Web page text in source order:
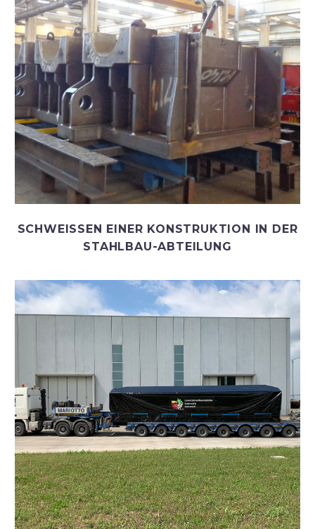
SCHWEISSEN EINER KONSTRUKTION IN DER
STAHLBAU-ABTEILUNG